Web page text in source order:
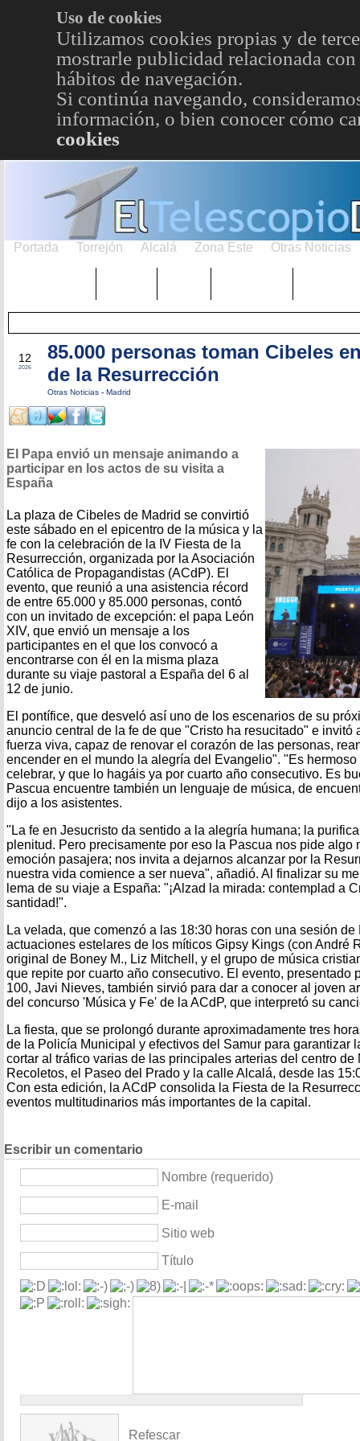
Uso de cookies
Utilizamos cookies propias y de
mostrarle publicidad relacionada
hábitos de navegación.
Si continúa navegando,
información, o bien conocer cómo
cookies
Portada Torrejón Alcalá Zona Este Otras Noticias
12
2026
85.000 personas toman Cibeles
de la Resurrección
Otras Noticias - Madrid
El Papa envió un mensaje animando a
participar en los actos de su visita a
España
La plaza de Cibeles de Madrid se convirtió
este sábado en el epicentro de la música y la
fe con la celebración de la IV Fiesta de la
Resurrección, organizada por la Asociación
Católica de Propagandistas (ACdP). El
evento, que reunió a una asistencia récord
de entre 65.000 y 85.000 personas, contó
con un invitado de excepción: el papa León
XIV, que envió un mensaje a los
participantes en el que los convocó a
encontrarse con él en la misma plaza
durante su viaje pastoral a España del 6 al
12 de junio.
El pontífice, que desveló así uno de los escenarios de su
anuncio central de la fe de que "Cristo ha resucitado" e invitó
fuerza viva, capaz de renovar el corazón de las personas,
encender en el mundo la alegría del Evangelio". "Es
celebrar, y que lo hagáis ya por cuarto año consecutivo. Es
Pascua encuentre también un lenguaje de música, de
dijo a los asistentes.
"La fe en Jesucristo da sentido a la alegría humana; la
plenitud. Pero precisamente por eso la Pascua nos pide algo
emoción pasajera; nos invita a dejarnos alcanzar por la
nuestra vida comience a ser nueva", añadió. Al finalizar su
lema de su viaje a España: "¡Alzad la mirada: contemplad a
santidad!".
La velada, que comenzó a las 18:30 horas con una sesión
actuaciones estelares de los míticos Gipsy Kings (con André
original de Boney M., Liz Mitchell, y el grupo de música
que repite por cuarto año consecutivo. El evento, presentado
100, Javi Nieves, también sirvió para dar a conocer al joven
del concurso 'Música y Fe' de la ACdP, que interpretó su
La fiesta, que se prolongó durante aproximadamente tres
de la Policía Municipal y efectivos del Samur para garantizar
cortar al tráfico varias de las principales arterias del centro
Recoletos, el Paseo del Prado y la calle Alcalá, desde las
Con esta edición, la ACdP consolida la Fiesta de la
eventos multitudinarios más importantes de la capital.
Escribir un comentario
Nombre (requerido)
E-mail
Sitio web
Título
Refescar